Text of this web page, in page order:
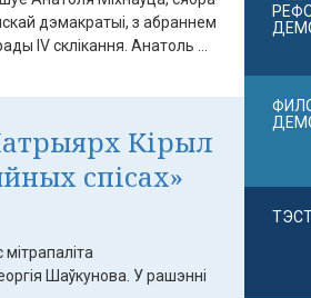
дэмакратыі, з абраннем
IV склікання. Анатоль ...
Кірыл
спісах»
Шаўкунова. У рашэнні